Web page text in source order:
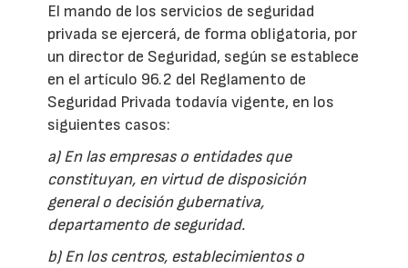
El mando de los servicios de seguridad
privada se ejercerá, de forma obligatoria, por
un director de Seguridad, según se establece
en el artículo 96.2 del Reglamento de
Seguridad Privada todavía vigente, en los
siguientes casos:
a) En las empresas o entidades que
constituyan, en virtud de disposición
general o decisión gubernativa,
departamento de seguridad.
b) En los centros, establecimientos o